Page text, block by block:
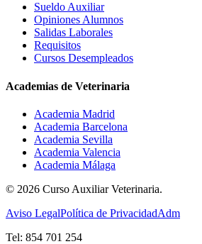
Sueldo Auxiliar
Opiniones Alumnos
Salidas Laborales
Requisitos
Cursos Desempleados
Academias de Veterinaria
Academia Madrid
Academia Barcelona
Academia Sevilla
Academia Valencia
Academia Málaga
© 2026 Curso Auxiliar Veterinaria.
Aviso LegalPolítica de PrivacidadAdm
Tel: 854 701 254